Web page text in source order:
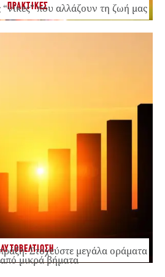
ΠΡΑΚΤΙΚΕΣ
“νίκες” που αλλάζουν τη ζωή μας
ΑΥΤΟΒΕΛΤΙΩΣΗΣτοχεύστε μεγάλα οράματα
μικρά βήματα